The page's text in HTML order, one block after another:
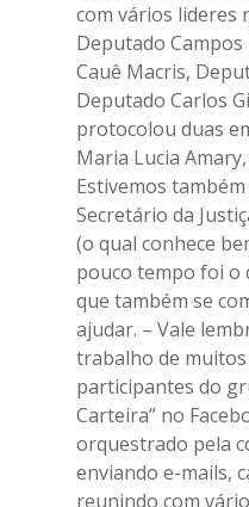
com vários lideres
Deputado
Cauê Macris,
Deputado Carlos
protocolou duas
Maria Lucia
Estivemos
Secretário da
(o qual conhece
pouco tempo foi o
que também se
ajudar. – Vale
trabalho de
participantes do
Carteira” no
orquestrado pela
enviando e-mails,
reunindo com